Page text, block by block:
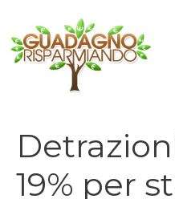
contenuto
19% per